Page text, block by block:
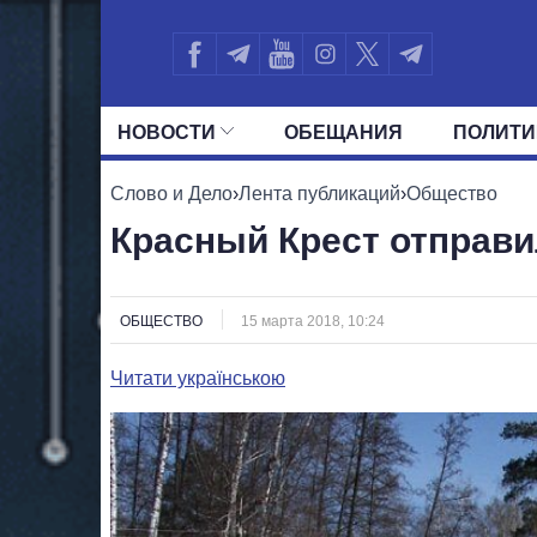
НОВОСТИ ОБЕЩАНИЯ
ВСЕ ПОЛИТИКИ ПРЕЗИДЕНТ И
Слово и Дело›Лента публикаций›Общество
Красный Крест
ОБЩЕСТВО 15 марта 2018, 10:24
Читати українською